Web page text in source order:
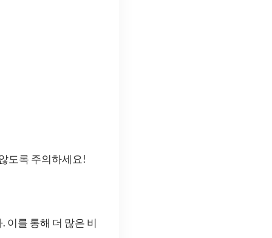
도록 주의하세요!
이를 통해 더 많은 비